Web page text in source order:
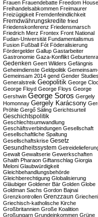
Frauen Frauendebatte Freedom House
Freihandelsabkommen Freimaurer
Freizügigkeit Fremdenfeindlichkeit
Fremdwährungskredite fried
Friedenskonferenz Friedensmarsch
Friedrich Merz Frontex Front National
Fudan-Universität Fundamentalismus
Fusion Fußball Fót Föderalisierung
Fördergelder Gallup Gastarbeiter
Gastronomie Gaza-Konflikt
Gedenken Geert Wilders Gefängnis
Geheimdienste Geldpolitik
Gemeinsam 2014 gend Gender Studies
Generalstreik Geopolitik George
George Floyd George Floys George
Gershwin George Soros Gergely
Homonnay Gergely Karácsony
Pröhle Gergő Sáling Gerichtsurteil
Geschichtspolitik
Geschlechtsumwandlung
Geschäftsverbindungen Gesellschaft
Gesellschaftliche Spaltung
Gesellschaftskrise Gesetz
Gesundheitssystem
Gewalt Gewaltserie Gewerkschaften
Ghaith Pharaon Giftanschlag Giorgia
Meloni Glaubwürdigkeit
Gleichbehandlungsbehörde
Gleichberechtigung Globalisierung
Gläubiger Goldener Bär Golden Globe
Goldman Sachs Gordon Bajnai
Grenzkontrollen Grenzzaun
Griechisch-katholische Kirche
Großbritannien Große Koalition
Großungarn Grundeinkommen Grüne